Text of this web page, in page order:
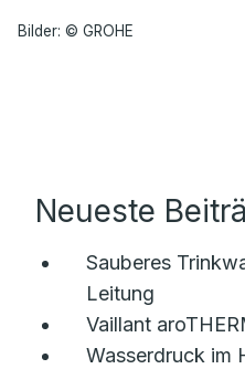
Bilder: © GROHE
Neueste
Sauberes
Leitung
Vaillant
Wasserdruck im